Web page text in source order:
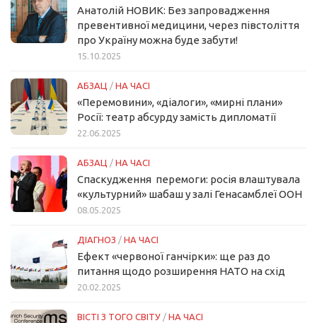
Анатолій НОВИК: Без запровадження
превентивної медицини, через півстоліття
про Україну можна буде забути!
15.10.2025
АБЗАЦ / НА ЧАСІ
«Перемовини», «діалоги», «мирні плани»
Росії: театр абсурду замість дипломатії
22.06.2025
АБЗАЦ / НА ЧАСІ
Спаскудження перемоги: росія влаштувала
«культурний» шабаш у залі Генасамблеї ООН
08.05.2025
ДІАГНОЗ / НА ЧАСІ
Ефект «червоної ганчірки»: ще раз до
питання щодо розширення НАТО на схід
20.02.2025
ВІСТІ З ТОГО СВІТУ / НА ЧАСІ